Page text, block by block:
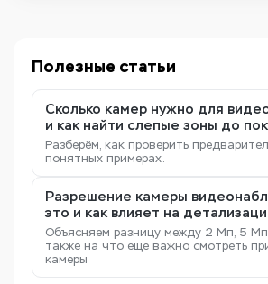
Полезные статьи
Сколько камер нужно для
и как найти слепые зоны до
Разберём, как проверить
понятных примерах.
Разрешение камеры
это и как влияет на
Объясняем разницу между 2 Мп, 5
также на что еще важно смотреть
камеры